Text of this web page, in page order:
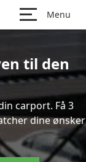
Menu
til den
carport. Få 3
dine ønsker